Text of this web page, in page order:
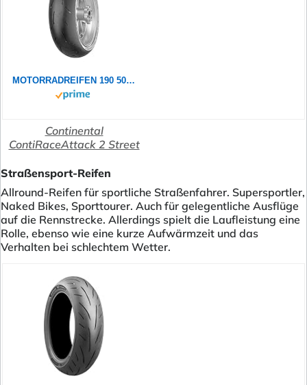
MOTORRADREIFEN 190 50 ZR17 M/C (73W) CONTINENTAL CONTIRACEATTACK 2 STREET TL TL MOTORRAD
Continental
ContiRaceAttack 2 Street
Straßensport-Reifen
Allround-Reifen für sportliche Straßenfahrer. Supersportler,
Naked Bikes, Sporttourer. Auch für gelegentliche Ausflüge
auf die Rennstrecke. Allerdings spielt die Laufleistung eine
Rolle, ebenso wie eine kurze Aufwärmzeit und das
Verhalten bei schlechtem Wetter.